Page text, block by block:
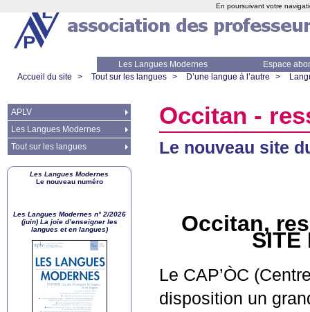
Les Langues Modernes
Espace
Accueil du site
> Tout sur les langues > D’une langue à l’autre >
Occitan -
Le nouveau site
Occitan,
SITE
Le CAP’ÒC
disposition un
APLV
Les Langues Modernes
Tout sur les langues
Les Langues Modernes
Le nouveau numéro
Les Langues Modernes n° 2/2026
(juin) La joie d’enseigner les
langues et en langues)
En poursuivant votre